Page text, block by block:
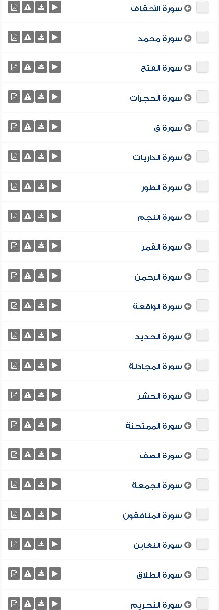
سورة الأحقاف
سورة محمد
سورة الفتح
سورة الحجرات
سورة ق
سورة الذاريات
سورة الطور
سورة النجم
سورة القمر
سورة الرحمن
سورة الواقعة
سورة الحديد
سورة المجادلة
سورة الحشر
سورة الممتحنة
سورة الصف
سورة الجمعة
سورة المنافقون
سورة التغابن
سورة الطلاق
سورة التحريم